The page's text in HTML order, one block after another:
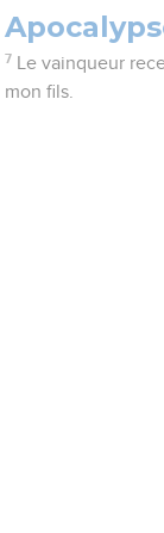
7
Le vainqueur
mon fils.